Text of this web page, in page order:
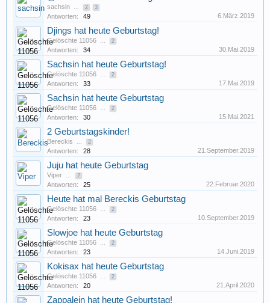
sachsin ... 2 3
Antworten: 49 6.März.2019
Djings hat heute Geburtstag!
Gelöschte 11056 ... 2
Antworten: 34 30.Mai.2019
Sachsin hat heute Geburtstag!
Gelöschte 11056 ... 2
Antworten: 33 17.Mai.2019
Sachsin hat heute Geburtstag
Gelöschte 11056 ... 2
Antworten: 30 15.Mai.2021
2 Geburtstagskinder!
Bereckis ... 2
Antworten: 28 21.September.2019
Juju hat heute Geburtstag
Viper ... 2
Antworten: 25 22.Februar.2020
Heute hat mal Bereckis Geburtstag
Gelöschte 11056 ... 2
Antworten: 23 10.September.2019
Slowjoe hat heute Geburtstag
Gelöschte 11056 ... 2
Antworten: 23 14.Juni.2019
Kokisax hat heute Geburtstag
Gelöschte 11056 ... 2
Antworten: 20 21.April.2020
Zappalein hat heute Geburtstag!